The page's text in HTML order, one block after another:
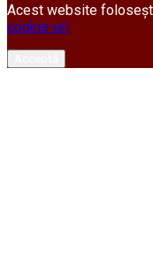
Acest website
cookie-uri